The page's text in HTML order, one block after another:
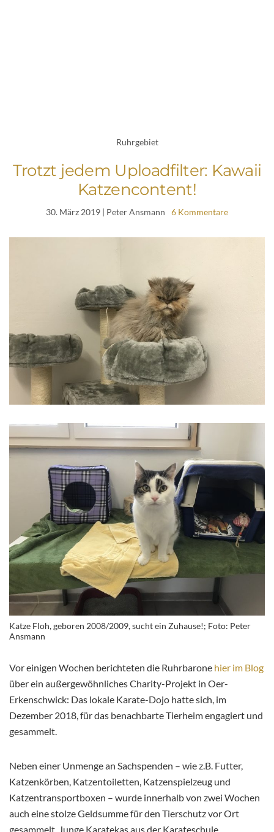
Ruhrgebiet
Trotzt jedem Uploadfilter: Kawaii
Katzencontent!
30. März 2019 | Peter Ansmann 6 Kommentare
Katze Floh, geboren 2008/2009, sucht ein Zuhause!; Foto: Peter
Ansmann
Vor einigen Wochen berichteten die Ruhrbarone hier im Blog
über ein außergewöhnliches Charity-Projekt in Oer-
Erkenschwick: Das lokale Karate-Dojo hatte sich, im
Dezember 2018, für das benachbarte Tierheim engagiert und
gesammelt.
Neben einer Unmenge an Sachspenden – wie z.B. Futter,
Katzenkörben, Katzentoiletten, Katzenspielzeug und
Katzentransportboxen – wurde innerhalb von zwei Wochen
auch eine stolze Geldsumme für den Tierschutz vor Ort
gesammelt. Junge Karatekas aus der Karateschule